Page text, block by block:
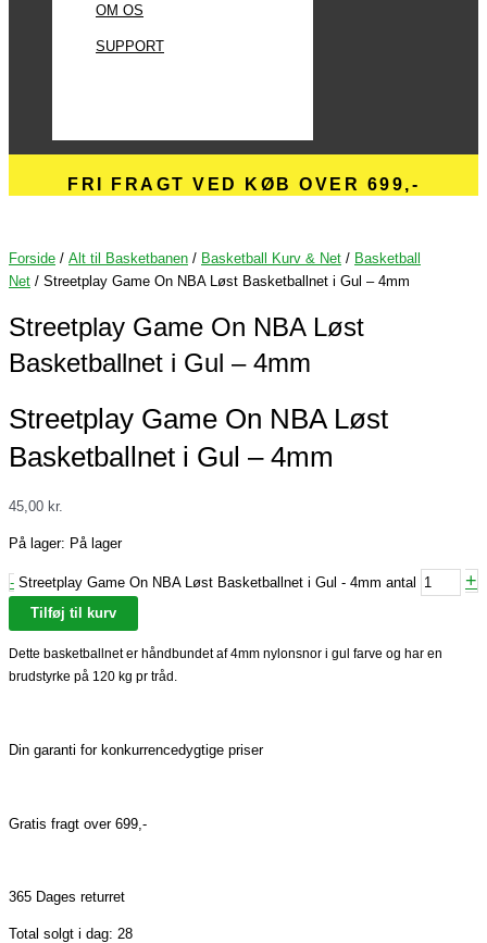
OM OS
SUPPORT
FRI FRAGT VED KØB OVER 699,-
Forside / Alt til Basketbanen / Basketball Kurv & Net / Basketball
Net / Streetplay Game On NBA Løst Basketballnet i Gul – 4mm
Streetplay Game On NBA Løst
Basketballnet i Gul – 4mm
Streetplay Game On NBA Løst
Basketballnet i Gul – 4mm
45,00 kr.
På lager: På lager
- Streetplay Game On NBA Løst Basketballnet i Gul - 4mm antal +
Tilføj til kurv
Dette basketballnet er håndbundet af 4mm nylonsnor i gul farve og har en
brudstyrke på 120 kg pr tråd.
Din garanti for konkurrencedygtige priser
Gratis fragt over 699,-
365 Dages returret
Total solgt i dag: 28